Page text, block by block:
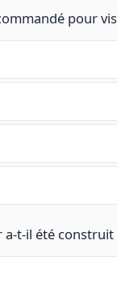
pour
t-il été construit